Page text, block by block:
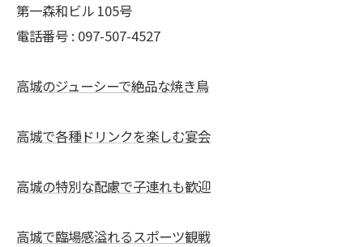
第一森和ビル 105号
電話番号 : 097-507-4527
高城のジューシーで絶品な焼き鳥
高城で各種ドリンクを楽しむ宴会
高城の特別な配慮で子連れも歓迎
高城で臨場感溢れるスポーツ観戦